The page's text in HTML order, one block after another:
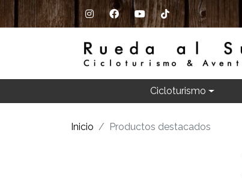
Cicloturismo
Inicio Productos destacados